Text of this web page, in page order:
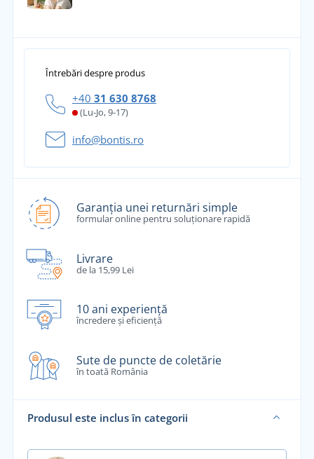
Întrebări despre produs
+40 31 630 8768
(Lu-Jo, 9-17)
info@bontis.ro
Garanția unei returnări simple
formular online pentru soluționare rapidă
Livrare
de la 15,99 Lei
10 ani experiență
încredere și eficiență
Sute de puncte de coletărie
în toată România
Produsul este inclus în categorii